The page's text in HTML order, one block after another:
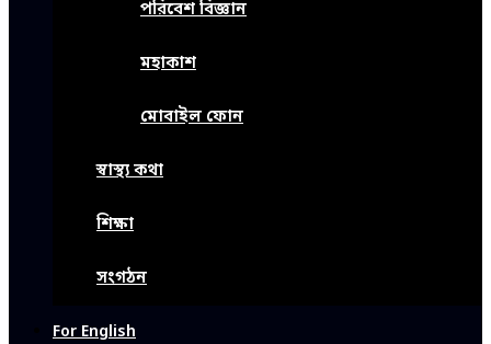
পরিবেশ বিজ্ঞান
মহাকাশ
মোবাইল ফোন
স্বাস্থ্য কথা
শিক্ষা
সংগঠন
For English